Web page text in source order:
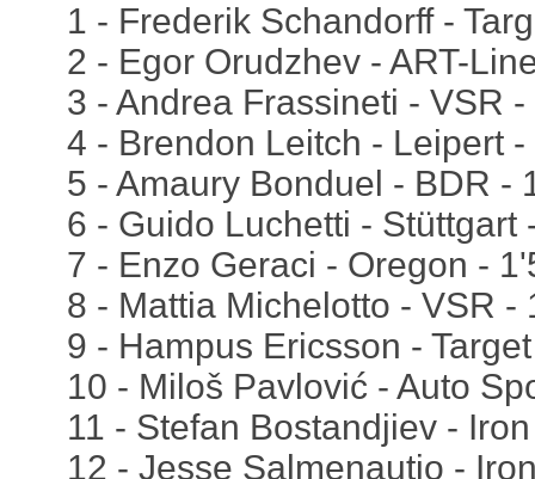
1 - Frederik Schandorff -
2 - Egor Orudzhev - ART-
3 - Andrea Frassineti - VSR
4 - Brendon Leitch - Leipert
5 - Amaury Bonduel - BDR -
6 - Guido Luchetti - Stüttgart
7 - Enzo Geraci - Oregon -
8 - Mattia Michelotto - VSR -
9 - Hampus Ericsson -
10 - Miloš Pavlović - Auto
11 - Stefan Bostandjiev -
12 - Jesse Salmenautio -